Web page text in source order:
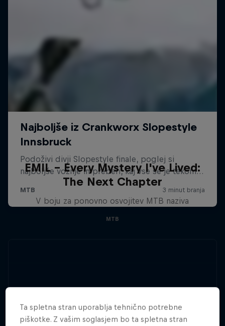
EMIL – Every Mystery I've Lived:
The Next Chapter
V boju za ponovno osvojitev MTB naziva
MTB
Ta spletna stran uporablja tehnično potrebne
piškotke. Z vašim soglasjem bo ta spletna stran